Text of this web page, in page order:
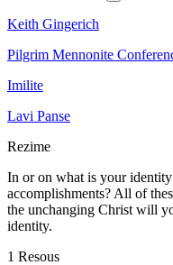
Keith Gingerich
Pilgrim Mennonite
Imilite
Lavi Panse
Rezime
In or on what is your identity
accomplishments? All of
the unchanging Christ will
identity.
1 Resous